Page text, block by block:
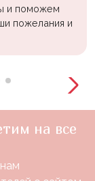
и поможем
пожелания и
на все